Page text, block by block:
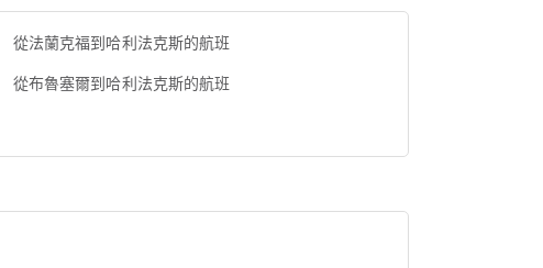
從法蘭克福到哈利法克斯的航班
從布魯塞爾到哈利法克斯的航班